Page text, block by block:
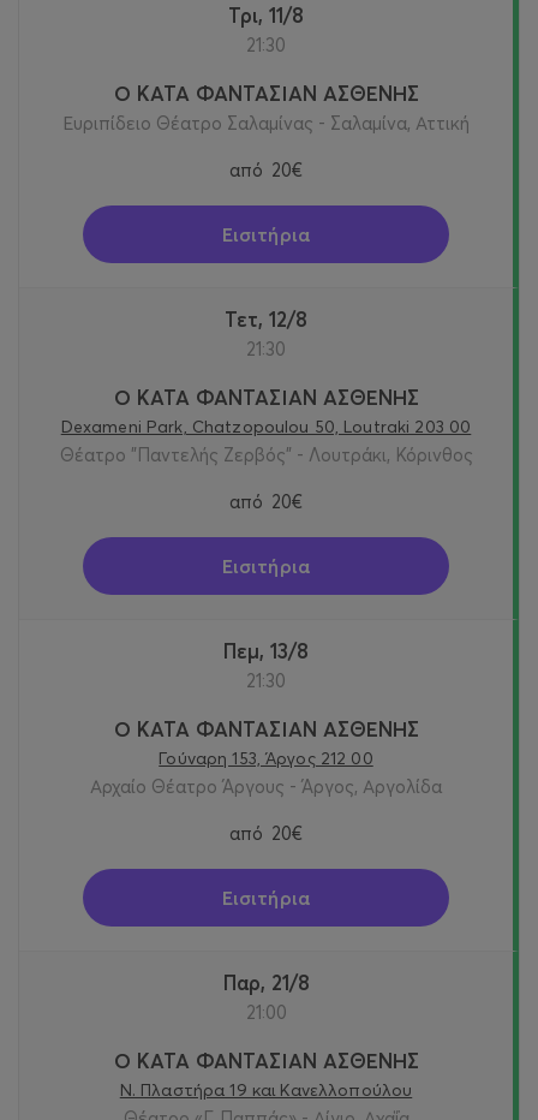
Τρι, 11/8
21:30
Ο ΚΑΤΑ ΦΑΝΤΑΣΙΑΝ ΑΣΘΕΝΗΣ
Ευριπίδειο Θέατρο Σαλαμίνας - Σαλαμίνα, Αττική
από 20€
Εισιτήρια
Τετ, 12/8
21:30
Ο ΚΑΤΑ ΦΑΝΤΑΣΙΑΝ ΑΣΘΕΝΗΣ
Dexameni Park, Chatzopoulou 50, Loutraki 203 00
Θέατρο "Παντελής Ζερβός" - Λουτράκι, Κόρινθος
από 20€
Εισιτήρια
Πεμ, 13/8
21:30
Ο ΚΑΤΑ ΦΑΝΤΑΣΙΑΝ ΑΣΘΕΝΗΣ
Γούναρη 153, Άργος 212 00
Αρχαίο Θέατρο Άργους - Άργος, Αργολίδα
από 20€
Εισιτήρια
Παρ, 21/8
21:00
Ο ΚΑΤΑ ΦΑΝΤΑΣΙΑΝ ΑΣΘΕΝΗΣ
Ν. Πλαστήρα 19 και Κανελλοπούλου